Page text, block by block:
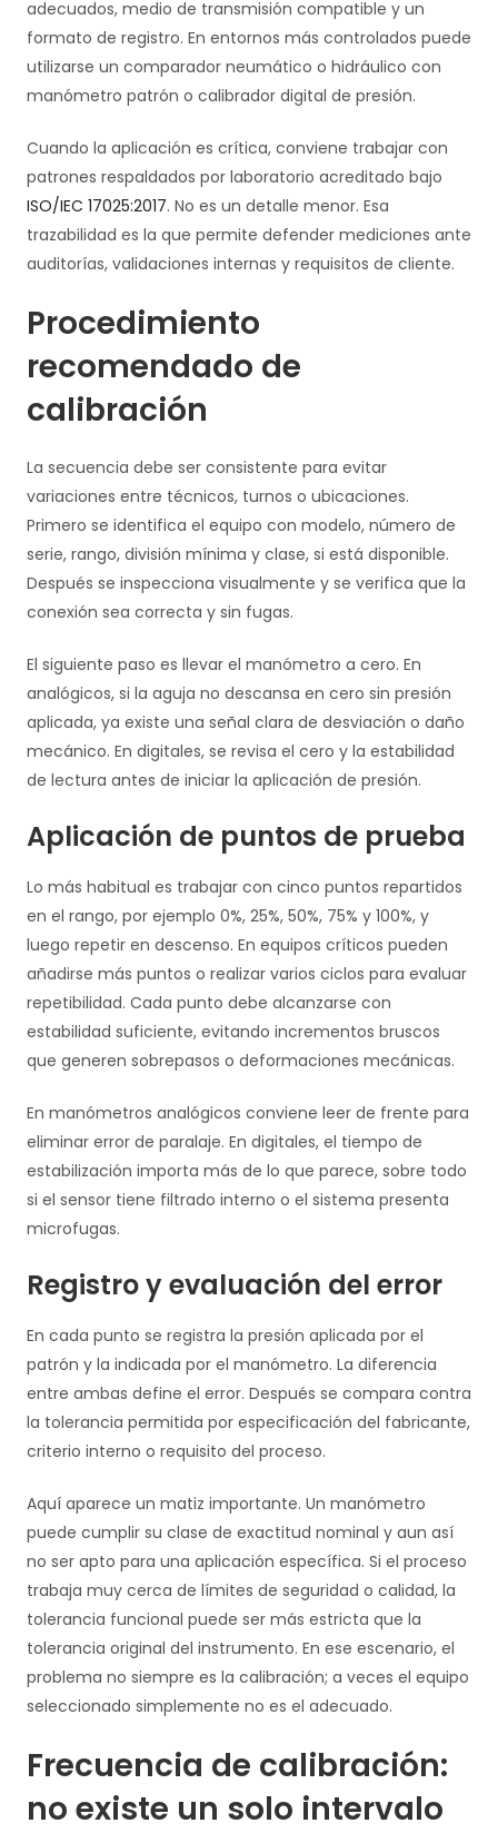
adecuados, medio de transmisión compatible y un
formato de registro. En entornos más controlados puede
utilizarse un comparador neumático o hidráulico con
manómetro patrón o calibrador digital de presión.
Cuando la aplicación es crítica, conviene trabajar con
patrones respaldados por laboratorio acreditado bajo
ISO/IEC 17025:2017. No es un detalle menor. Esa
trazabilidad es la que permite defender mediciones ante
auditorías, validaciones internas y requisitos de cliente.
Procedimiento
recomendado de
calibración
La secuencia debe ser consistente para evitar
variaciones entre técnicos, turnos o ubicaciones.
Primero se identifica el equipo con modelo, número de
serie, rango, división mínima y clase, si está disponible.
Después se inspecciona visualmente y se verifica que la
conexión sea correcta y sin fugas.
El siguiente paso es llevar el manómetro a cero. En
analógicos, si la aguja no descansa en cero sin presión
aplicada, ya existe una señal clara de desviación o daño
mecánico. En digitales, se revisa el cero y la estabilidad
de lectura antes de iniciar la aplicación de presión.
Aplicación de puntos de prueba
Lo más habitual es trabajar con cinco puntos repartidos
en el rango, por ejemplo 0%, 25%, 50%, 75% y 100%, y
luego repetir en descenso. En equipos críticos pueden
añadirse más puntos o realizar varios ciclos para evaluar
repetibilidad. Cada punto debe alcanzarse con
estabilidad suficiente, evitando incrementos bruscos
que generen sobrepasos o deformaciones mecánicas.
En manómetros analógicos conviene leer de frente para
eliminar error de paralaje. En digitales, el tiempo de
estabilización importa más de lo que parece, sobre todo
si el sensor tiene filtrado interno o el sistema presenta
microfugas.
Registro y evaluación del error
En cada punto se registra la presión aplicada por el
patrón y la indicada por el manómetro. La diferencia
entre ambas define el error. Después se compara contra
la tolerancia permitida por especificación del fabricante,
criterio interno o requisito del proceso.
Aquí aparece un matiz importante. Un manómetro
puede cumplir su clase de exactitud nominal y aun así
no ser apto para una aplicación específica. Si el proceso
trabaja muy cerca de límites de seguridad o calidad, la
tolerancia funcional puede ser más estricta que la
tolerancia original del instrumento. En ese escenario, el
problema no siempre es la calibración; a veces el equipo
seleccionado simplemente no es el adecuado.
Frecuencia de calibración:
no existe un solo intervalo